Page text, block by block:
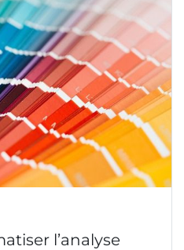
l’analyse